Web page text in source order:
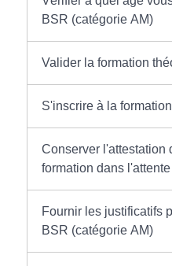
BSR (catégorie AM)
Valider la formation
S'inscrire à la
Conserver l'attestation
formation dans
Fournir les justificatifs
BSR (catégorie AM)